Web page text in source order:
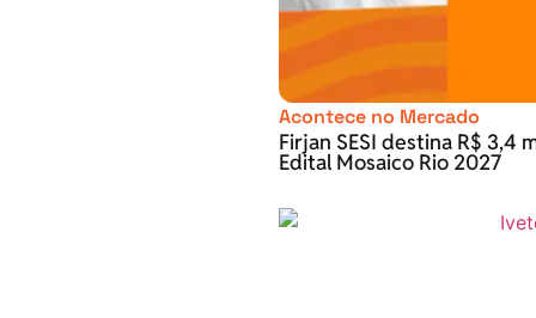
Acontece no Mercado
Firjan SESI destina R$ 3,4
Edital Mosaico Rio 2027